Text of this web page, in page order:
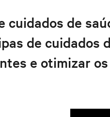
cuidados de
de cuidados
e otimizar